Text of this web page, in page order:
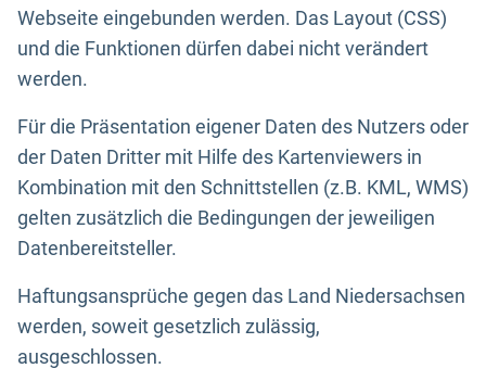
Webseite eingebunden werden. Das Layout (CSS)
und die Funktionen dürfen dabei nicht verändert
werden.
Für die Präsentation eigener Daten des Nutzers oder
der Daten Dritter mit Hilfe des Kartenviewers in
Kombination mit den Schnittstellen (z.B. KML, WMS)
gelten zusätzlich die Bedingungen der jeweiligen
Datenbereitsteller.
Haftungsansprüche gegen das Land Niedersachsen
werden, soweit gesetzlich zulässig,
ausgeschlossen.